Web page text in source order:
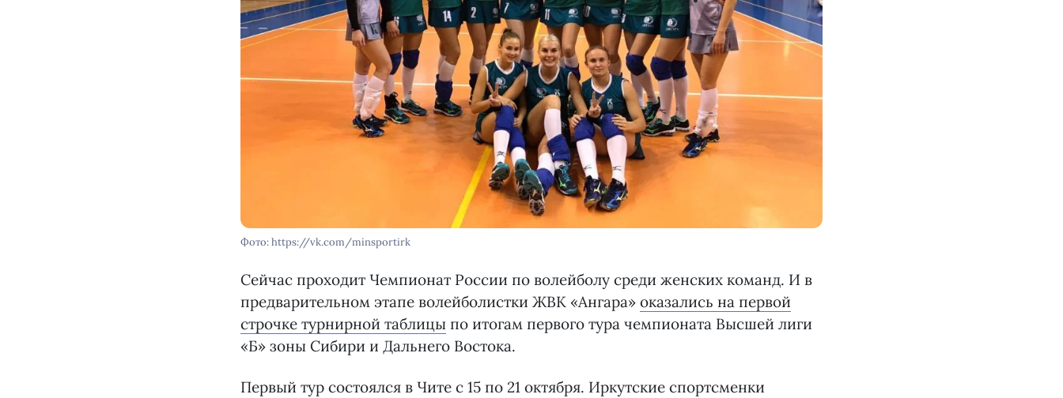
Фото: https://vk.com/minsportirk
Сейчас проходит Чемпионат России по волейболу среди женских команд. И в
предварительном этапе волейболистки ЖВК «Ангара» оказались на первой
строчке турнирной таблицы по итогам первого тура чемпионата Высшей лиги
«Б» зоны Сибири и Дальнего Востока.
Первый тур состоялся в Чите с 15 по 21 октября. Иркутские спортсменки